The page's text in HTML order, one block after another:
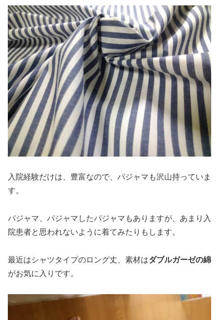
入院経験だけは、豊富なので、パジャマも沢山持っていま
す。
パジャマ、パジャマしたパジャマもありますが、あまり入
院患者と思われないように着てみたりもします。
最近はシャツタイプのロング丈、素材はダブルガーゼの綿
がお気に入りです。